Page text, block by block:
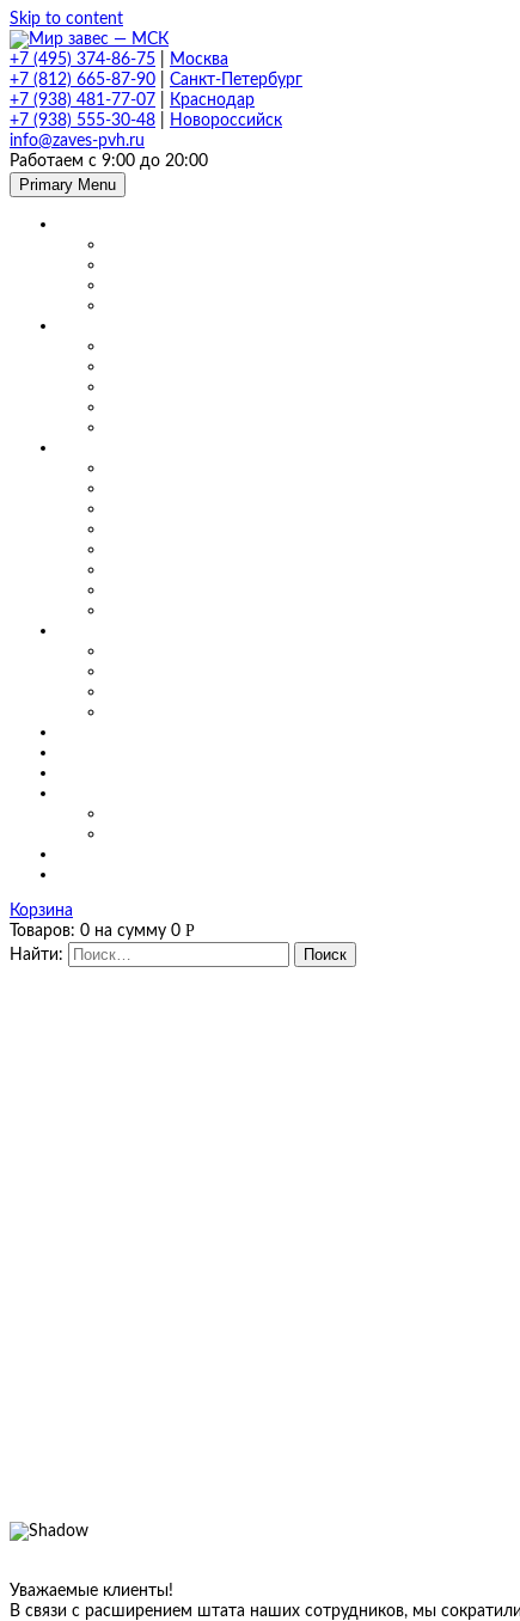
Skip to content
+7 (495) 374-86-75
Москва
+7 (812) 665-87-90
Санкт-Петербург
+7 (938) 481-77-07
Краснодар
+7 (938) 555-30-48
Новороссийск
info@zaves-pvh.ru
Работаем с 9:00 до 20:00
Primary Menu
Корзина
Товаров: 0 на сумму 0 Р
Найти:
Уважаемые клиенты!
В связи с расширением штата наших сотрудников, мы